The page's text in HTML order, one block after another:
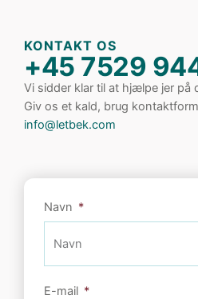
KONTAKT OS
+45 7529
Vi sidder klar til at hjælpe jer på
Giv os et kald, brug
info@letbek.com
Navn
E-mail